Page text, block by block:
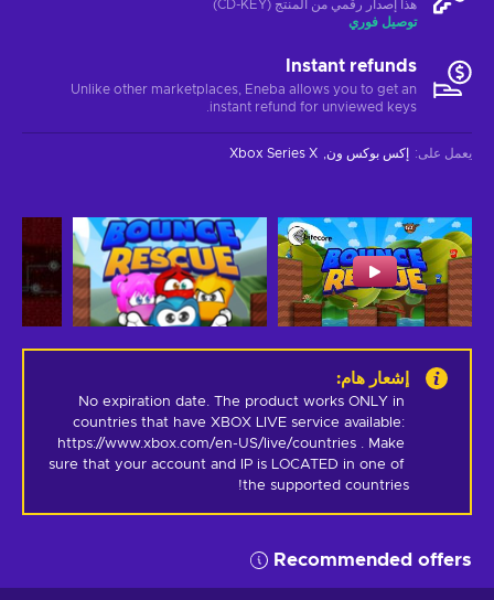
هذا إصدار رقمي من المنتج (CD-KEY)
توصيل فوري
Instant refunds
Unlike other marketplaces, Eneba allows you to get an
instant refund for unviewed keys.
يعمل على: إكس بوكس ون Xbox Series X
إشعار هام:
No expiration date. The product works ONLY in
countries that have XBOX LIVE service available:
https://www.xbox.com/en-US/live/countries . Make
sure that your account and IP is LOCATED in one of
the supported countries!
Recommended offers